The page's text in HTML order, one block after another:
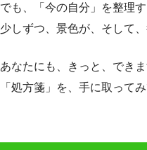
でも、「今の自分」を整理
少しずつ、景色が、そして
あなたにも、きっと、でき
「処方箋」を、手に取って